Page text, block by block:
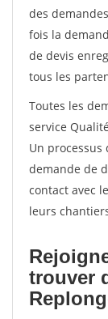
des
fois la
de devis
tous les
Toutes les
service
Un
demande de
contact avec
leurs
trouver